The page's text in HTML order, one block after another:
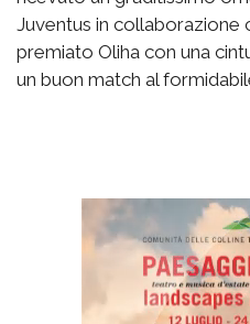
Juventus in collaborazione
premiato Oliha con una
un buon match al